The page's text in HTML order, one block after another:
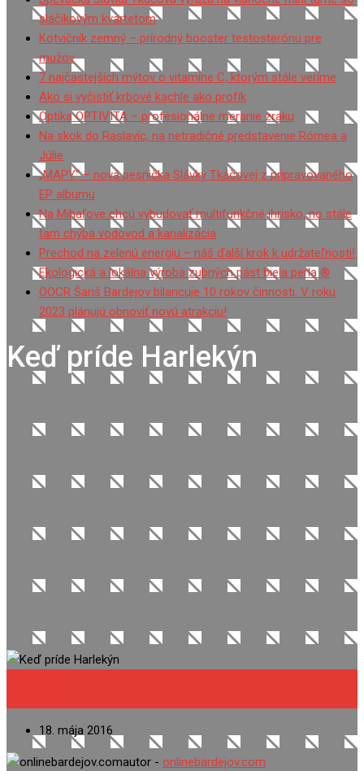
sláčikovým kvartetom
Kotvičník zemný – prírodný booster testosterónu pre
mužov
7 najčastejších mýtov o vitamíne C, ktorým stále veríme
Ako si vyčistiť krbové kachle ako profík
Optika OPTIVITA – profesionálne meranie zraku
Na skok do Raslavíc, na netradičné predstavenie Rómea a
Júlie
„MAPY“ – nová pesnička Slávky Tkáčovej z pripravovaného
EP albumu
Na Mihaľove chcú vybudovať multifunkčné ihrisko, no stále
tam chýba vodovod a kanalizácia
Prechod na zelenú energiu – náš ďalší krok k udržateľnosti!
Ekologická a lokálna výroba zubných pást biela perla ®
OOCR Šariš Bardejov bilancuje 10 rokov činnosti. V roku
2023 plánujú obnoviť novú atrakciu!
Keď príde Harlekýn
18. mája 2016
autor - onlinebardejov.com